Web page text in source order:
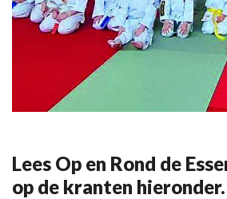
Lees Op en Rond de
op de kranten hieronder.